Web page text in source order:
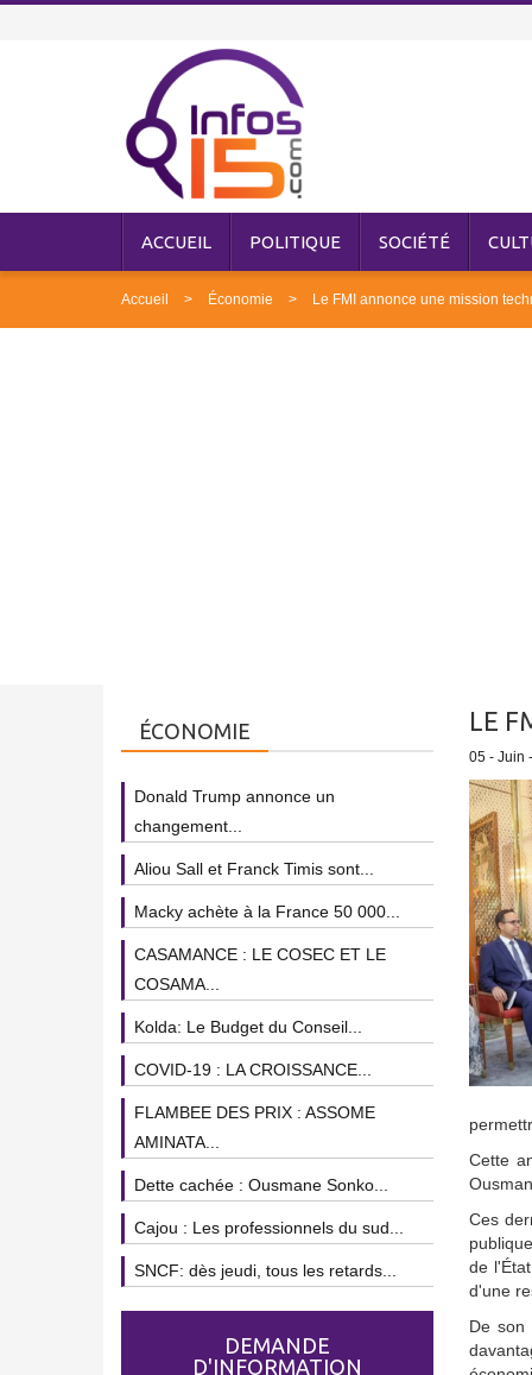
ACCUEIL POLITIQUE SOCIÉTÉ
Accueil Économie Le FMI annonce une mission
LE
05 - Juin
Cette
Ces
de
d'une
De son
ÉCONOMIE
Donald Trump annonce un
changement...
Aliou Sall et Franck Timis sont...
Macky achète à la France 50 000...
CASAMANCE : LE COSEC ET LE
COSAMA...
Kolda: Le Budget du Conseil...
COVID-19 : LA CROISSANCE...
FLAMBEE DES PRIX : ASSOME
AMINATA...
Dette cachée : Ousmane Sonko...
Cajou : Les professionnels du sud...
SNCF: dès jeudi, tous les retards...
DEMANDE
D'INFORMATION